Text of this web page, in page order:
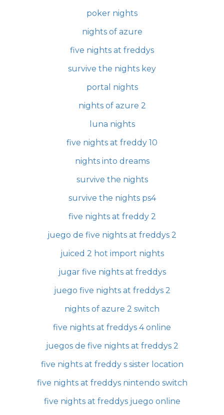
poker nights
nights of azure
five nights at freddys
survive the nights key
portal nights
nights of azure 2
luna nights
five nights at freddy 10
nights into dreams
survive the nights
survive the nights ps4
five nights at freddy 2
juego de five nights at freddys 2
juiced 2 hot import nights
jugar five nights at freddys
juego five nights at freddys 2
nights of azure 2 switch
five nights at freddys 4 online
juegos de five nights at freddys 2
five nights at freddy s sister location
five nights at freddys nintendo switch
five nights at freddys juego online